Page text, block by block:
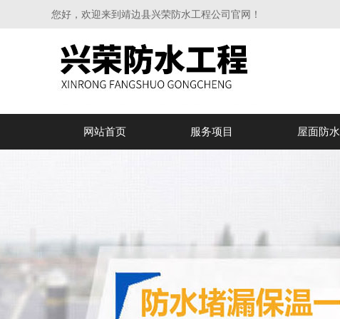
您好，欢迎来到靖边县兴荣防水工程公司官网！
网站首页 服务项目 屋面防水